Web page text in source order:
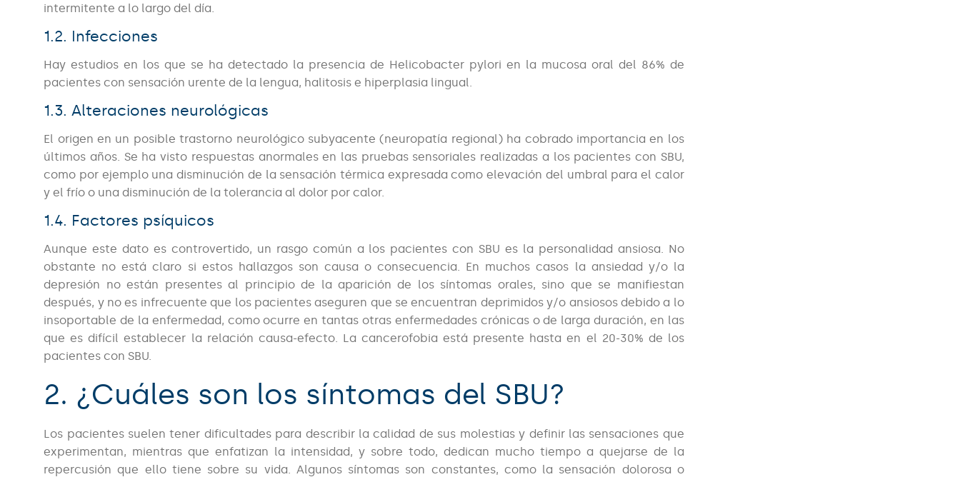
intermitente a lo largo del día.
1.2. Infecciones
Hay estudios en los que se ha detectado la presencia de Helicobacter pylori en la mucosa oral del 86% de
pacientes con sensación urente de la lengua, halitosis e hiperplasia lingual.
1.3. Alteraciones neurológicas
El origen en un posible trastorno neurológico subyacente (neuropatía regional) ha cobrado importancia en los
últimos años. Se ha visto respuestas anormales en las pruebas sensoriales realizadas a los pacientes con SBU,
como por ejemplo una disminución de la sensación térmica expresada como elevación del umbral para el calor
y el frío o una disminución de la tolerancia al dolor por calor.
1.4. Factores psíquicos
Aunque este dato es controvertido, un rasgo común a los pacientes con SBU es la personalidad ansiosa. No
obstante no está claro si estos hallazgos son causa o consecuencia. En muchos casos la ansiedad y/o la
depresión no están presentes al principio de la aparición de los síntomas orales, sino que se manifiestan
después, y no es infrecuente que los pacientes aseguren que se encuentran deprimidos y/o ansiosos debido a lo
insoportable de la enfermedad, como ocurre en tantas otras enfermedades crónicas o de larga duración, en las
que es difícil establecer la relación causa-efecto. La cancerofobia está presente hasta en el 20-30% de los
pacientes con SBU.
2. ¿Cuáles son los síntomas del SBU?
Los pacientes suelen tener dificultades para describir la calidad de sus molestias y definir las sensaciones que
experimentan, mientras que enfatizan la intensidad, y sobre todo, dedican mucho tiempo a quejarse de la
repercusión que ello tiene sobre su vida. Algunos síntomas son constantes, como la sensación dolorosa o